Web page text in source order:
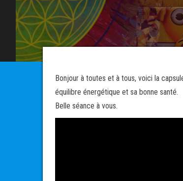
Bonjour à toutes et à tous, voici la
équilibre énergétique et sa bonne santé.
Belle séance à vous.